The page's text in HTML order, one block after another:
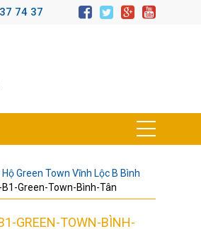
74 37
Hộ Green Town Vĩnh Lộc B Bình
Green-Town-Bình-Tân
GREEN-TOWN-BÌNH-